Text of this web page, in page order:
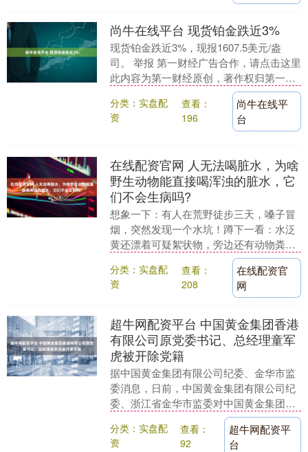
尚牛在线平台 现货铂金跌近3%
现货铂金跌近3%，现报1607.5美元/盎
司。 举报 第一财经广告合作，请点击这里
此内容为第一财经原创，著作权归第一财
经所有。未经第一财经书面授权，不得以
任何方....
分类：实盘配
资
查看：
196
尚牛在线平
台
在线配资官网 人无法喝脏水，为啥
野生动物能直接喝浑浊的脏水，它
们不会生病吗?
想象一下：有人在荒野徒步三天，嗓子冒
烟，突然发现一个水坑！蹲下一看：水泛
黄还漂着可疑絮状物，旁边还有动物粪
便。 他绝望地咽口水却不敢喝，这时一群
野猪晃悠过来，埋....
分类：实盘配
资
查看：
208
在线配资官
网
超牛网配资平台 中国黄金集团香港
有限公司原党委书记、总经理童军
虎被开除党籍
据中国黄金集团有限公司纪委、金华市监
委消息，日前，中国黄金集团有限公司纪
委、浙江省金华市监委对中国黄金集团香
港有限公司原党委书记、总经理童军虎涉
嫌严重违纪违法问....
分类：实盘配
资
查看：
92
超牛网配资平
台